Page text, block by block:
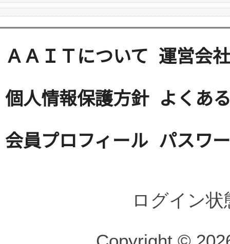
ＡＡＩＴについて 運営会社
個人情報保護方針 よくあ
会員プロフィール パスワ
ログイン